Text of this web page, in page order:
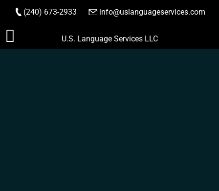
Saltar
(240) 673-2933 info@uslanguageservices.com
HACER PEDIDO
U.S. Language Services LLC